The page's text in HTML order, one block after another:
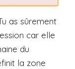
as sûrement
car elle
du
la zone